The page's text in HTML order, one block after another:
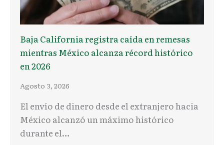
Baja California registra caída en remesas
mientras México alcanza récord histórico
en 2026
Agosto 3, 2026
El envío de dinero desde el extranjero hacia
México alcanzó un máximo histórico
durante el…